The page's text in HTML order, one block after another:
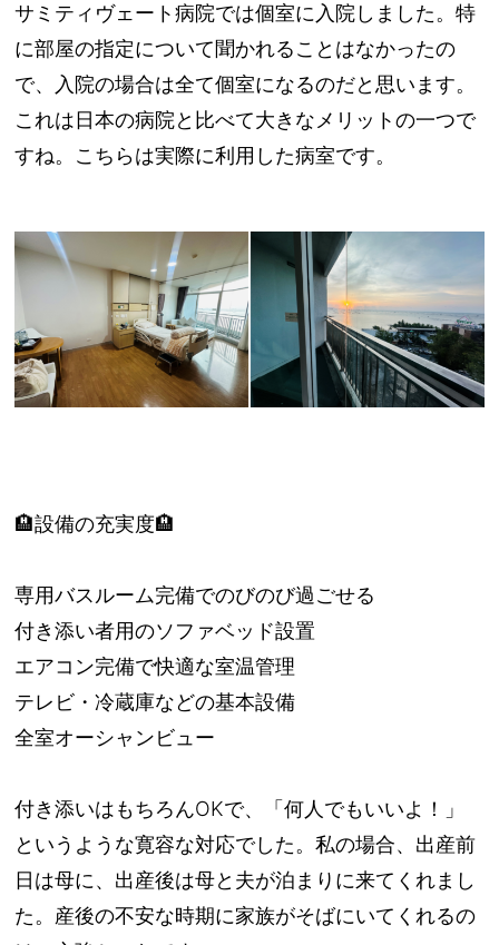
サミティヴェート病院では個室に入院しました。特
に部屋の指定について聞かれることはなかったの
で、入院の場合は全て個室になるのだと思います。
これは日本の病院と比べて大きなメリットの一つで
すね。こちらは実際に利用した病室です。
🏨設備の充実度🏨
専用バスルーム完備でのびのび過ごせる
付き添い者用のソファベッド設置
エアコン完備で快適な室温管理
テレビ・冷蔵庫などの基本設備
全室オーシャンビュー
付き添いはもちろんOKで、「何人でもいいよ！」
というような寛容な対応でした。私の場合、出産前
日は母に、出産後は母と夫が泊まりに来てくれまし
た。産後の不安な時期に家族がそばにいてくれるの